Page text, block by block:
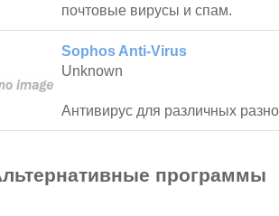
почтовые вирусы и спам.
Sophos Anti-Virus
Unknown
Антивирус для различных
программы